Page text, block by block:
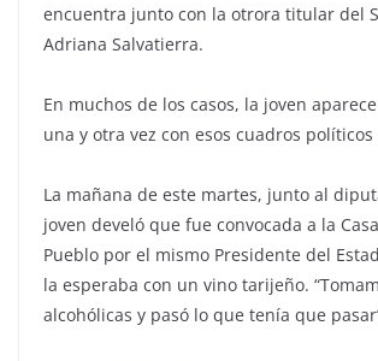
encuentra junto con la otrora titular del
Adriana Salvatierra.
En muchos de los casos, la joven
una y otra vez con esos cuadros políticos
La mañana de este martes, junto al
joven develó que fue convocada a la
Pueblo por el mismo Presidente del
la esperaba con un vino tarijeño.
alcohólicas y pasó lo que tenía que